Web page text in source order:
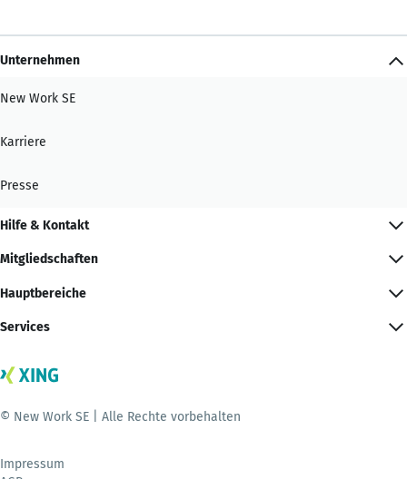
Unternehmen
New Work SE
Karriere
Presse
Hilfe & Kontakt
Mitgliedschaften
Hauptbereiche
Services
© New Work SE | Alle Rechte vorbehalten
Impressum